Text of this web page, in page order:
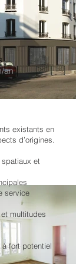
an
existants en
d’origines.
spatiaux et
service
multitudes
fort potentiel